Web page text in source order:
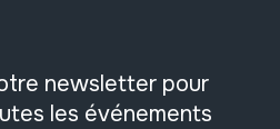
newsletter pour
les événements